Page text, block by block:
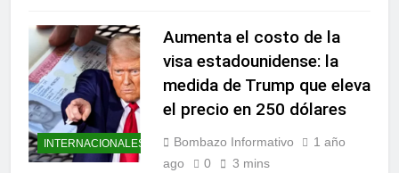
INTERNACIONALES
Aumenta el costo de la
visa estadounidense: la
medida de Trump que eleva
el precio en 250 dólares
Bombazo Informativo
1 año
ago
0 3 mins